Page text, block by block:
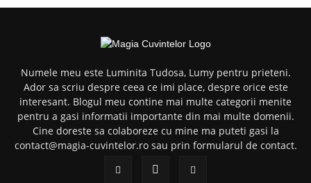
Numele meu este Luminita Tudosa, Lumy pentru prieteni.
Ador sa scriu despre ceea ce imi place, despre orice este
interesant. Blogul meu contine mai multe categorii menite
pentru a gasi informatii importante din mai multe domenii.
Cine doreste sa colaboreze cu mine ma puteti gasi la
contact@magia-cuvintelor.ro sau prin formularul de contact.